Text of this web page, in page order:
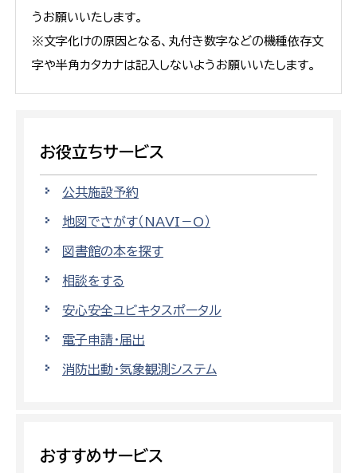
うお願いいたします。
※文字化けの原因となる、丸付き数字などの機種依存文
字や半角カタカナは記入しないようお願いいたします。
お役立ちサービス
公共施設予約
地図でさがす（NAVI－O）
図書館の本を探す
相談をする
安心安全ユビキタスポータル
電子申請・届出
消防出動・気象観測システム
おすすめサービス